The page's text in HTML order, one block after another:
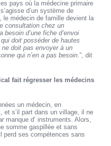
pays où la médecine primaire
d’un système de
le médecin de famille devient la
consultation chez un
d’une fiche d’envoi
doit posséder de hautes
doit pas envoyer à un
qui n’en a pas besoin.”, dit
fait régresser les médecins
un médecin, en
et s’il part dans un village, il ne
manque d’ instruments. Alors,
somme gaspillée et sans
perd ses compétences sans